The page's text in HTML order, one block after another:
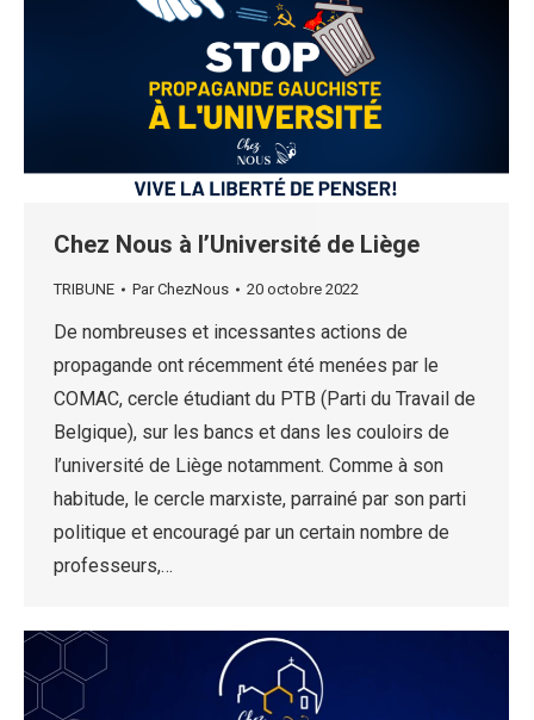
Chez Nous à l’Université de Liège
TRIBUNE ParChezNous 20 octobre 2022
De nombreuses et incessantes actions de
propagande ont récemment été menées par le
COMAC, cercle étudiant du PTB (Parti du Travail de
Belgique), sur les bancs et dans les couloirs de
l’université de Liège notamment. Comme à son
habitude, le cercle marxiste, parrainé par son parti
politique et encouragé par un certain nombre de
professeurs,…